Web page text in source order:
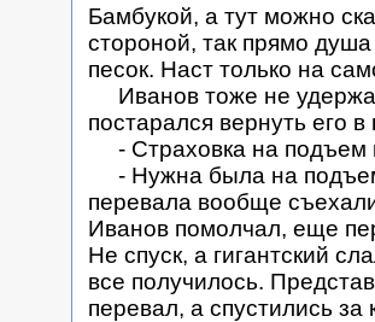
Бамбукой, а тут можно
стороной, так прямо душа
песок. Наст только на
Иванов тоже не
постарался вернуть его
- Страховка на подъем
- Нужна была на
перевала вообще
Иванов помолчал, еще
Не спуск, а гигантский
все получилось.
перевал, а спустились за